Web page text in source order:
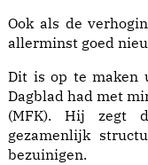
Ook als de
allerminst goed
Dit is op te maken
Dagblad had met
(MFK). Hij zegt
gezamenlijk
bezuinigen.